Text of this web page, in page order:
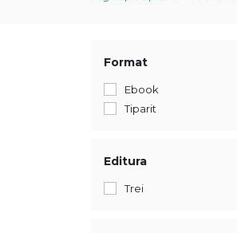
Format
Ebook
Tiparit
Editura
Trei